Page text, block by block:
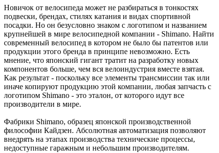
Новичок от велосипеда может не разбираться в тонкостях
подвески, брендах, стилях катания и видах спортивной
посадки. Но он безусловно знаком с логотипом и названием
крупнейшей в мире велосипедной компании - Shimano. Найти
современный велосипед в котором не было бы патентов или
продукции этого бренда в принципе невозможно. Есть
мнение, что японский гигант тратит на разработку новых
компонентов больше, чем вся велоиндустрия вместе взятая.
Как результат - поскольку все элементы трансмиссии так или
иначе копируют продукцию этой компании, любая запчасть с
логотипом Shimano - это эталон, от которого идут все
производители в мире.
Фабрики Shimano, образец японской производственной
философии Кайдзен. Абсолютная автоматизация позволяют
внедрять на этапах производства технические процессы,
недоступные гаражным и небольшим производителям.